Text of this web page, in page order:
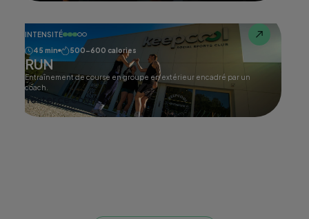
INTENSITÉ
45 min
500-600 calories
RUN
Entraînement de course en groupe en extérieur encadré par un
coach.
Tester ce cours